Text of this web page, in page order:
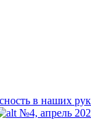
в наших
№4, апрель